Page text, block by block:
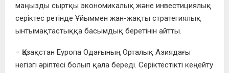
маңызды сыртқы экономикалық және инвестициялық
серіктес ретінде Ұйыммен жан-жақты стратегиялық
ынтымақтастыққа басымдық беретінін айтты.
– Қазақстан Еуропа Одағының Орталық Азиядағы
негізгі әріптесі болып қала береді. Cеріктестікті кеңейту